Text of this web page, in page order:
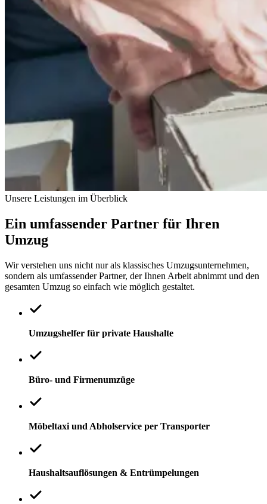
Unsere Leistungen im Überblick
Ein umfassender Partner für Ihren
Umzug
Wir verstehen uns nicht nur als klassisches Umzugsunternehmen,
sondern als umfassender Partner, der Ihnen Arbeit abnimmt und den
gesamten Umzug so einfach wie möglich gestaltet.
Umzugshelfer für private Haushalte
Büro- und Firmenumzüge
Möbeltaxi und Abholservice per Transporter
Haushaltsauflösungen & Entrümpelungen